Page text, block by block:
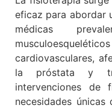
eficaz para abordar
médicas
cardiovasculares,
la próstata y
intervenciones de
necesidades